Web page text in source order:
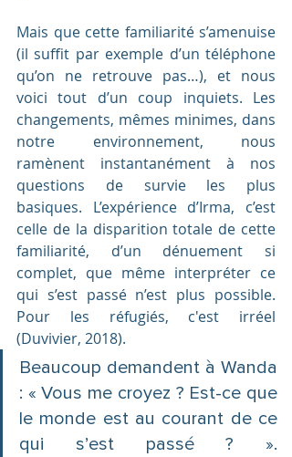
Mais que cette familiarité s’amenuise
(il suffit par exemple d’un téléphone
qu’on ne retrouve pas…), et nous
voici tout d’un coup inquiets. Les
changements, mêmes minimes, dans
notre environnement, nous
ramènent instantanément à nos
questions de survie les plus
basiques. L’expérience d’Irma, c’est
celle de la disparition totale de cette
familiarité, d’un dénuement si
complet, que même interpréter ce
qui s’est passé n’est plus possible.
Pour les réfugiés, c'est irréel
(Duvivier, 2018).
Beaucoup demandent à Wanda
: « Vous me croyez ? Est-ce que
le monde est au courant de ce
qui s’est passé ? ».